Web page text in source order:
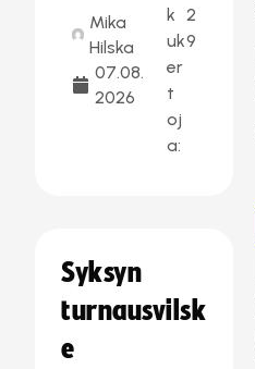
Mika
Hilska
07.08.
2026
k
uk
er
t
oj
a:
2
9
Syksyn
turnausvilsk
e